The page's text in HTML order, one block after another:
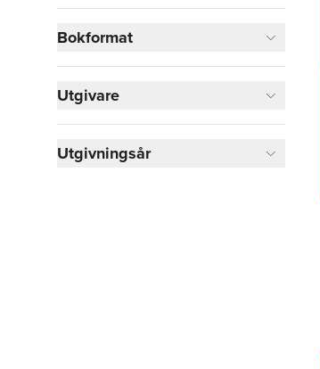
Visa fler
Bokformat
Utgivare
Utgivningsår